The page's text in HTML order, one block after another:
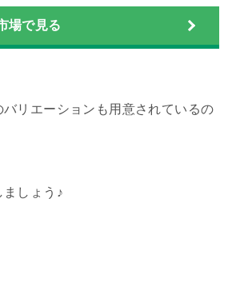
場で見る
リエーションも用意されているの
しょう♪